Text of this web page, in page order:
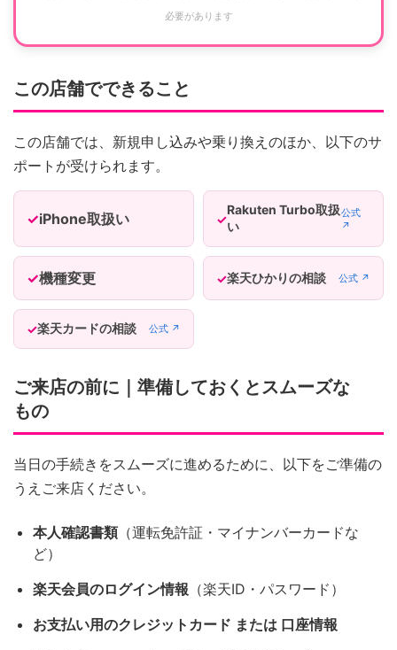
必要があります
この店舗でできること
この店舗では、新規申し込みや乗り換えのほか、以下のサ
ポートが受けられます。
iPhone取扱い
Rakuten Turbo取扱
い
公式
↗
機種変更 楽天ひかりの相談 公式 ↗
楽天カードの相談 公式 ↗
ご来店の前に｜準備しておくとスムーズな
もの
当日の手続きをスムーズに進めるために、以下をご準備の
うえご来店ください。
本人確認書類（運転免許証・マイナンバーカードな
ど）
楽天会員のログイン情報 （楽天ID・パスワード）
お支払い用のクレジットカード または 口座情報